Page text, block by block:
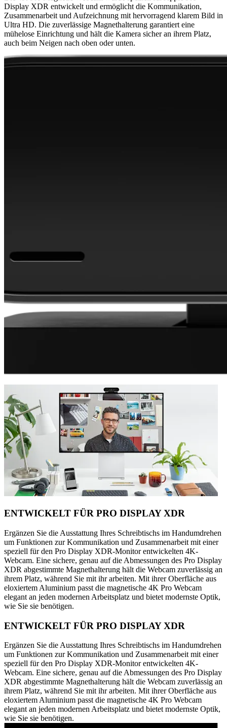
Display XDR entwickelt und ermöglicht die Kommunikation,
Zusammenarbeit und Aufzeichnung mit hervorragend klarem Bild in
Ultra HD. Die zuverlässige Magnethalterung garantiert eine
mühelose Einrichtung und hält die Kamera sicher an ihrem Platz,
auch beim Neigen nach oben oder unten.
ENTWICKELT FÜR PRO DISPLAY XDR
Ergänzen Sie die Ausstattung Ihres Schreibtischs im Handumdrehen
um Funktionen zur Kommunikation und Zusammenarbeit mit einer
speziell für den Pro Display XDR-Monitor entwickelten 4K-
Webcam. Eine sichere, genau auf die Abmessungen des Pro Display
XDR abgestimmte Magnethalterung hält die Webcam zuverlässig an
ihrem Platz, während Sie mit ihr arbeiten. Mit ihrer Oberfläche aus
eloxiertem Aluminium passt die magnetische 4K Pro Webcam
elegant an jeden modernen Arbeitsplatz und bietet modernste Optik,
wie Sie sie benötigen.
ENTWICKELT FÜR PRO DISPLAY XDR
Ergänzen Sie die Ausstattung Ihres Schreibtischs im Handumdrehen
um Funktionen zur Kommunikation und Zusammenarbeit mit einer
speziell für den Pro Display XDR-Monitor entwickelten 4K-
Webcam. Eine sichere, genau auf die Abmessungen des Pro Display
XDR abgestimmte Magnethalterung hält die Webcam zuverlässig an
ihrem Platz, während Sie mit ihr arbeiten. Mit ihrer Oberfläche aus
eloxiertem Aluminium passt die magnetische 4K Pro Webcam
elegant an jeden modernen Arbeitsplatz und bietet modernste Optik,
wie Sie sie benötigen.